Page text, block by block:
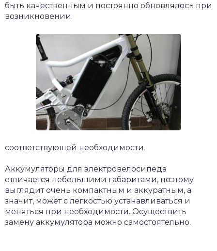
быть качественным и постоянно обновлялось при
возникновении
соответствующей необходимости.
Аккумуляторы для электровелосипеда
отличается небольшими габаритами, поэтому
выглядит очень компактным и аккуратным, а
значит, может с легкостью устанавливаться и
меняться при необходимости. Осуществить
замену аккумулятора можно самостоятельно.